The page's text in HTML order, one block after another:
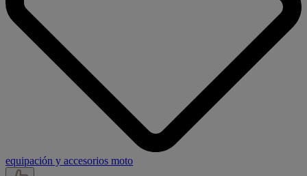
equipación y accesorios moto